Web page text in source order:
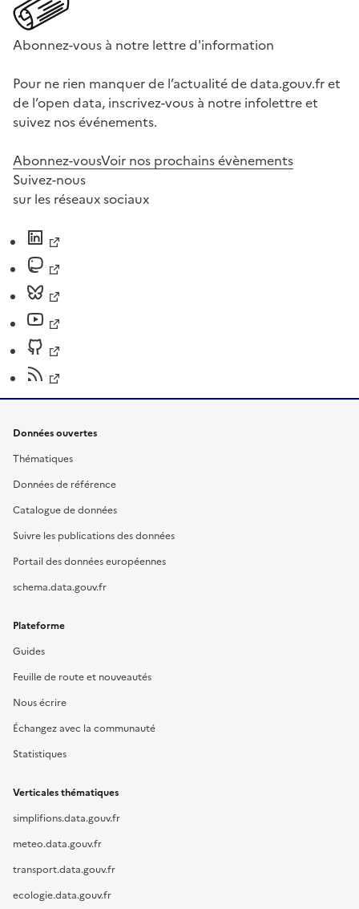
Abonnez-vous à notre lettre d'information
Pour ne rien manquer de l’actualité de data.gouv.fr et
de l’open data, inscrivez-vous à notre infolettre et
suivez nos événements.
Abonnez-vousVoir nos prochains évènements
Suivez-nous
sur les réseaux sociaux
Données ouvertes
Thématiques
Données de référence
Catalogue de données
Suivre les publications des données
Portail des données européennes
schema.data.gouv.fr
Plateforme
Guides
Feuille de route et nouveautés
Nous écrire
Échangez avec la communauté
Statistiques
Verticales thématiques
simplifions.data.gouv.fr
meteo.data.gouv.fr
transport.data.gouv.fr
ecologie.data.gouv.fr